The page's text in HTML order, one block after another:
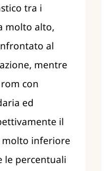
tra i
molto alto,
al
mentre
con
ed
il
molto inferiore
le percentuali